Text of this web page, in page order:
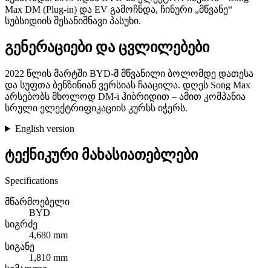
Max DM (Plug-in) და EV გამოჩნდა, ჩინური „მწვანე“
სუბსიდიის შესანიშნავი პასუხი.
გენერაციები და ცვლილებები
2022 წლის მარტში BYD-მ მწვანილი ბოლომდე დათესა
და სუფთა ბენზინიან ვერსიას ჩააცილა. დღეს Song Max
არსებობს მხოლოდ DM-i ჰიბრიდით – ამით კომპანია
სრული ელექტრიფიკაციის კურსს იჭერს.
English version
ტექნიკური მახასიათებლები
Specifications
მწარმოებელი
BYD
სიგრძე
4,680 mm
სიგანე
1,810 mm